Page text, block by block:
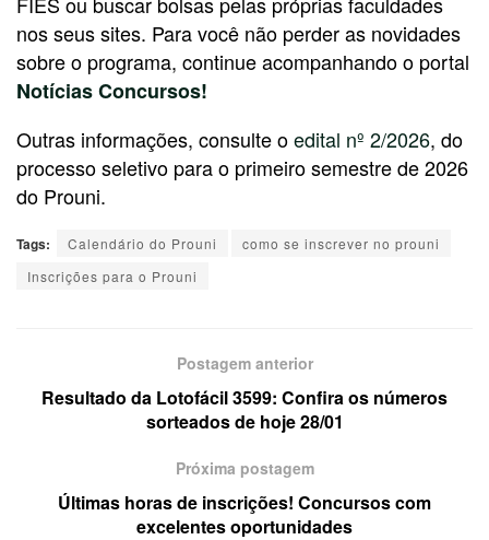
nos seus sites. Para você não perder as novidades
sobre o programa, continue acompanhando o portal
Notícias Concursos!
Outras informações, consulte oedital nº 2/2026, do
processo seletivo para o primeiro semestre de 2026
do Prouni.
Tags: Calendário do Prouni
como se inscrever no prouni
Inscrições para o Prouni
Postagem anterior
Resultado da Lotofácil 3599: Confira os números
sorteados de hoje 28/01
Próxima postagem
Últimas horas de inscrições! Concursos com
excelentes oportunidades